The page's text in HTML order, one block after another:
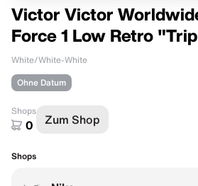
Victor Victor
Force 1 Low Retro
White/White-White
Ohne Datum
Shops
0 Zum Shop
Shops